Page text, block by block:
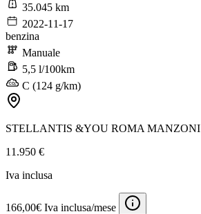
35.045 km
2022-11-17
benzina
Manuale
5,5 l/100km
C (124 g/km)
STELLANTIS &YOU ROMA MANZONI
11.950 €
Iva inclusa
166,00€ Iva inclusa/mese